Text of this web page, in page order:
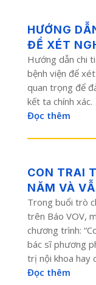
HƯỚNG
ĐỂ XÉT
Hướng dẫn chi
bệnh viện để
quan trọng để
kết ta chính xác.
Đọc thêm
CON TRAI
NĂM VÀ
Trong buổi trò
trên Báo VOV,
chương trình:
bác sĩ phương
trị nội khoa hay
Đọc thêm